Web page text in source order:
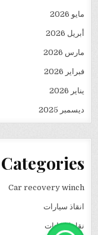
مايو 2026
أبريل 2026
مارس 2026
فبراير 2026
يناير 2026
ديسمبر 2025
Categories
Car recovery winch
انقاذ سيارات
نقل كرفانات